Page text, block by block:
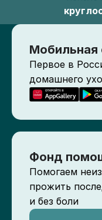
Мобильная
Первое в
домашнего
Фонд
Помогаем
прожить
и без боли